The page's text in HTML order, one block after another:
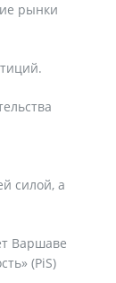
рынки
силой, а
Варшаве
(PiS)